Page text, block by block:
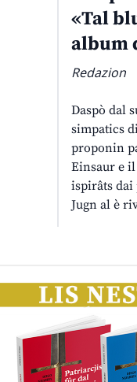
«Tal
album
Redazion
Daspò dal
simpatics
proponin
Einsaur e
ispirâts dai
Jugn al è